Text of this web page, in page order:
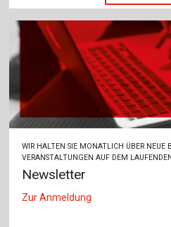
WIR HALTEN SIE MONATLICH ÜBER NEUE
VERANSTALTUNGEN AUF DEM
Newsletter
Zur Anmeldung